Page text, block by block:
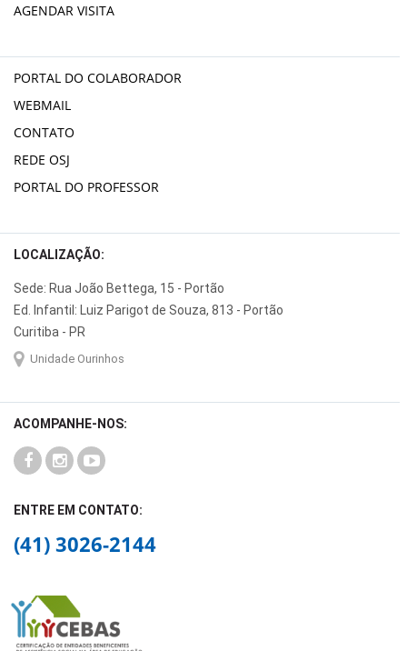
AGENDAR VISITA
PORTAL DO COLABORADOR
WEBMAIL
CONTATO
REDE OSJ
PORTAL DO PROFESSOR
LOCALIZAÇÃO:
Sede: Rua João Bettega, 15 - Portão
Ed. Infantil: Luiz Parigot de Souza, 813 - Portão
Curitiba - PR
Unidade Ourinhos
ACOMPANHE-NOS:
ENTRE EM CONTATO:
(41) 3026-2144